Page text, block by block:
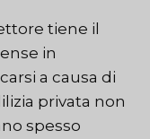
tiene il
in
a causa di
privata non
spesso